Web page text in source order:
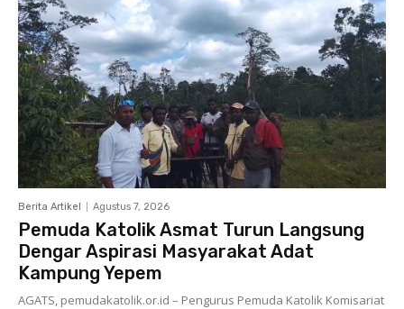
Berita Artikel Agustus 7, 2026
Pemuda Katolik Asmat Turun Langsung
Dengar Aspirasi Masyarakat Adat
Kampung Yepem
AGATS, pemudakatolik.or.id – Pengurus Pemuda Katolik Komisariat